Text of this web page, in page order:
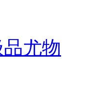
尤物